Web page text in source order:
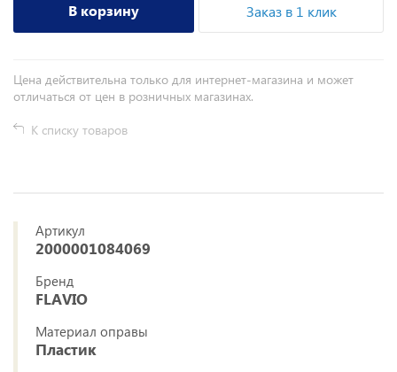
В корзину Заказ в 1 клик
Цена действительна только для интернет-магазина и может
отличаться от цен в розничных магазинах.
К списку товаров
Артикул
2000001084069
Бренд
FLAVIO
Материал оправы
Пластик